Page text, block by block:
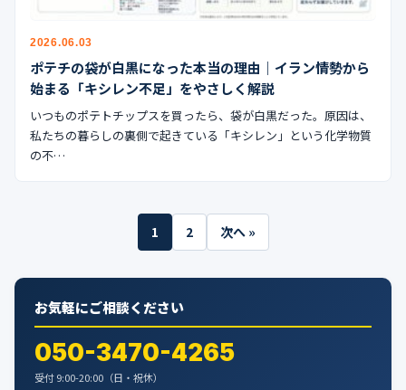
2026.06.03
ポテチの袋が白黒になった本当の理由｜イラン情勢から
始まる「キシレン不足」をやさしく解説
いつものポテトチップスを買ったら、袋が白黒だった。原因は、
私たちの暮らしの裏側で起きている「キシレン」という化学物質
の不…
の
ペ
ー
ジ
1 2 次へ »
お気軽にご相談ください
050-3470-4265
受付 9:00-20:00（日・祝休）